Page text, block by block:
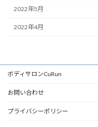
2022年5月
2022年4月
ボディサロンCuRun
お問い合わせ
プライバシーポリシー